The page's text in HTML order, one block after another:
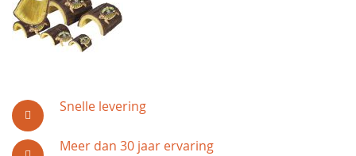
Snelle levering
Meer dan 30 jaar ervaring